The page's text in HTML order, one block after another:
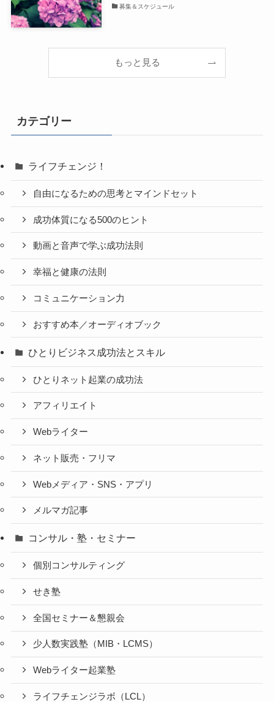
募集＆スケジュール
もっと見る
カテゴリー
ライフチェンジ！
自由になるための思考とマインドセット
成功体質になる500のヒント
動画と音声で学ぶ成功法則
幸福と健康の法則
コミュニケーション力
おすすめ本／オーディオブック
ひとりビジネス成功法とスキル
ひとりネット起業の成功法
アフィリエイト
Webライター
ネット販売・フリマ
Webメディア・SNS・アプリ
メルマガ記事
コンサル・塾・セミナー
個別コンサルティング
せき塾
全国セミナー＆懇親会
少人数実践塾（MIB・LCMS）
Webライター起業塾
ライフチェンジラボ（LCL）